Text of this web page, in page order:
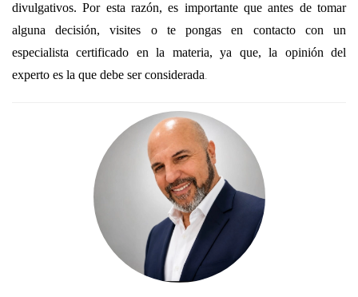
divulgativos. Por esta razón, es importante que antes de tomar
alguna decisión, visites o te pongas en contacto con un
especialista certificado en la materia, ya que, la opinión del
experto es la que debe ser considerada.